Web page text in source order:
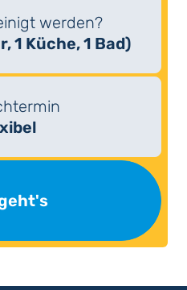
werden?
1 Küche, 1 Bad)